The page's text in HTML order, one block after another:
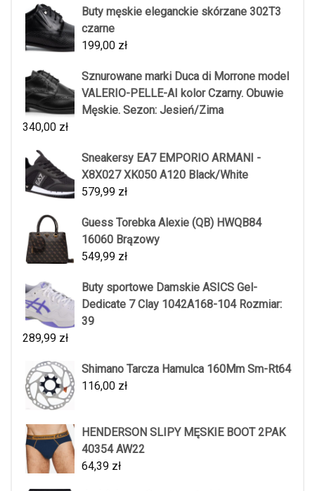
Buty męskie eleganckie skórzane 302T3
czarne
199,00 zł
Sznurowane marki Duca di Morrone model
VALERIO-PELLE-AI kolor Czarny. Obuwie
Męskie. Sezon: Jesień/Zima
340,00 zł
Sneakersy EA7 EMPORIO ARMANI -
X8X027 XK050 A120 Black/White
579,99 zł
Guess Torebka Alexie (QB) HWQB84
16060 Brązowy
549,99 zł
Buty sportowe Damskie ASICS Gel-
Dedicate 7 Clay 1042A168-104 Rozmiar:
39
289,99 zł
Shimano Tarcza Hamulca 160Mm Sm-Rt64
116,00 zł
HENDERSON SLIPY MĘSKIE BOOT 2PAK
40354 AW22
64,39 zł